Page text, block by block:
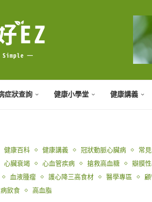
症狀查詢 健康小學堂 健康講義
健康百科 健康講義 冠狀動脈心臟病 常
心臟衰竭 心血管疾病 搶救高血糖 瓣膜
血液腫瘤 護心降三高食材 醫學專區
飲食 高血脂